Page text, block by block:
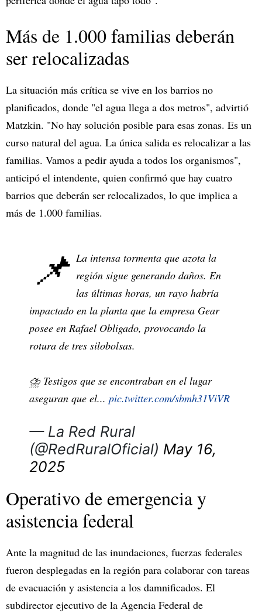
Más de 1.000 familias deberán
ser relocalizadas
La situación más crítica se vive en los barrios no
planificados, donde "el agua llega a dos metros", advirtió
Matzkin. "No hay solución posible para esas zonas. Es un
curso natural del agua. La única salida es relocalizar a las
familias. Vamos a pedir ayuda a todos los organismos",
anticipó el intendente, quien confirmó que hay cuatro
barrios que deberán ser relocalizados, lo que implica a
más de 1.000 familias.
📌 La intensa tormenta que azota la
región sigue generando daños. En
las últimas horas, un rayo habría
impactado en la planta que la empresa Gear
posee en Rafael Obligado, provocando la
rotura de tres silobolsas.
⛈️ Testigos que se encontraban en el lugar
aseguran que el... pic.twitter.com/sbmh31ViVR
— La Red Rural
(@RedRuralOficial) May 16,
2025
Operativo de emergencia y
asistencia federal
Ante la magnitud de las inundaciones, fuerzas federales
fueron desplegadas en la región para colaborar con tareas
de evacuación y asistencia a los damnificados. El
subdirector ejecutivo de la Agencia Federal de